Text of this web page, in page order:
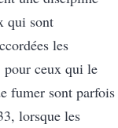
qui sont
les
pour ceux qui le
fumer sont parfois
lorsque les